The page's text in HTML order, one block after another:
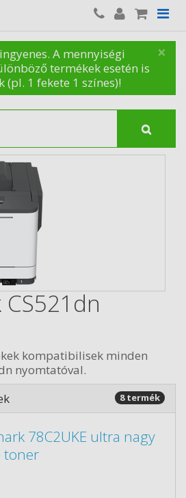
×
A mennyiségi
termékek esetén is
(pl. 1 fekete 1 színes)!
kompatibilisek minden
nyomtatóval.
8 termék
78C2UKE ultra nagy
toner